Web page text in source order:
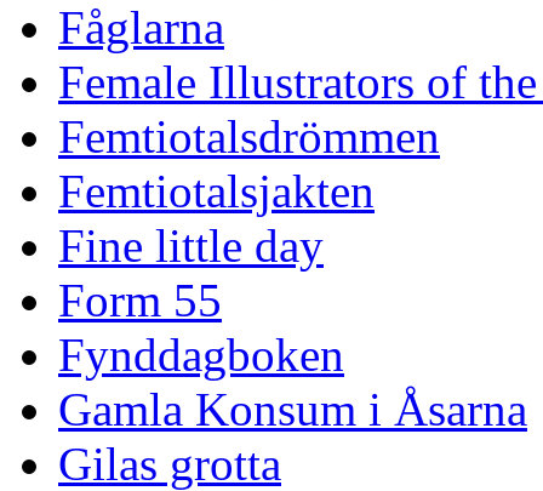
Fåglarna
Female Illustrators of
Femtiotalsdrömmen
Femtiotalsjakten
Fine little day
Form 55
Fynddagboken
Gamla Konsum i Åsarna
Gilas grotta